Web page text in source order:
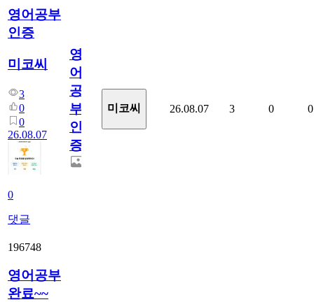
영어공부
인증
미코씨
3
0
0
26.08.07
0
댓글
영
어
공
부
인
증
미코씨 26.08.07 3 0 0
196748
영어공부
완료~~